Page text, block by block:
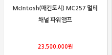
McIntosh(매킨토시) MC257 멀티
채널 파워앰프
23,500,000원